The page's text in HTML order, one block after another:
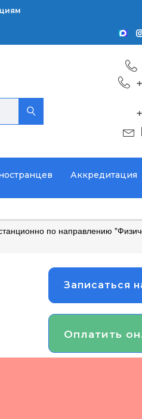
Аккредитация
по направлению
Записаться
Оплатить